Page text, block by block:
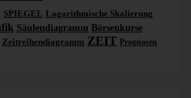
SPIEGEL Logarithmische Skalierung
Säulendiagramm Börsenkurse
Zeitreihendiagramm ZEIT Prognosen